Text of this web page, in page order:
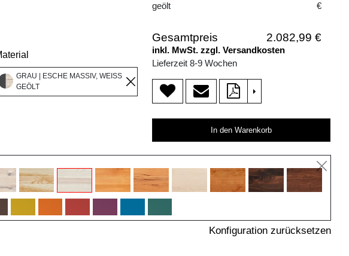
GRAU | ESCHE MASSIV, WEISS
GEÖLT
geölt
€
Gesamtpreis 2.082,99 €
inkl. MwSt. zzgl. Versandkosten
Lieferzeit 8-9 Wochen
>
In den Warenkorb
Konfiguration zurücksetzen